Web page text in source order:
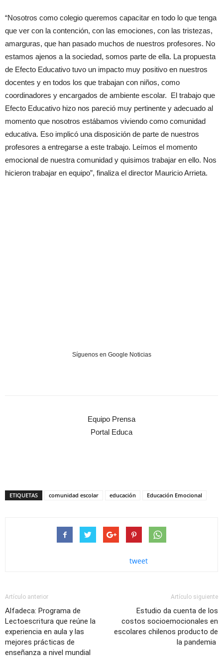
“Nosotros como colegio queremos capacitar en todo lo que tenga
que ver con la contención, con las emociones, con las tristezas,
amarguras, que han pasado muchos de nuestros profesores. No
estamos ajenos a la sociedad, somos parte de ella. La propuesta
de Efecto Educativo tuvo un impacto muy positivo en nuestros
docentes y en todos los que trabajan con niños, como
coordinadores y encargados de ambiente escolar. El trabajo que
Efecto Educativo hizo nos pareció muy pertinente y adecuado al
momento que nosotros estábamos viviendo como comunidad
educativa. Eso implicó una disposición de parte de nuestros
profesores a entregarse a este trabajo. Leímos el momento
emocional de nuestra comunidad y quisimos trabajar en ello. Nos
hicieron trabajar en equipo”, finaliza el director Mauricio Arrieta.
Síguenos en Google Noticias
Equipo Prensa
Portal Educa
ETIQUETAS comunidad escolar educación Educación Emocional
tweet
Artículo anterior
Alfadeca: Programa de
Lectoescritura que reúne la
experiencia en aula y las
mejores prácticas de
enseñanza a nivel mundial
Artículo siguiente
Estudio da cuenta de los
costos socioemocionales en
escolares chilenos producto de
la pandemia